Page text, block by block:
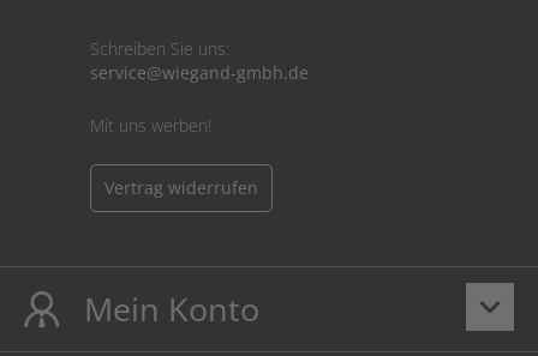
Schreiben Sie uns:
service@wiegand-gmbh.de
Mit uns werben!
Vertrag widerrufen
keyboard_arrow_down
Mein Konto